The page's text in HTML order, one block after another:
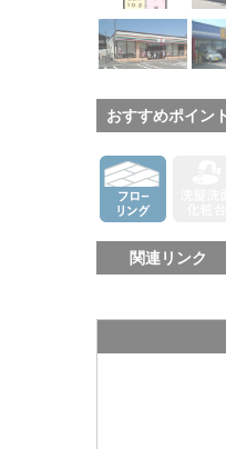
おすすめポイント
関連リンク